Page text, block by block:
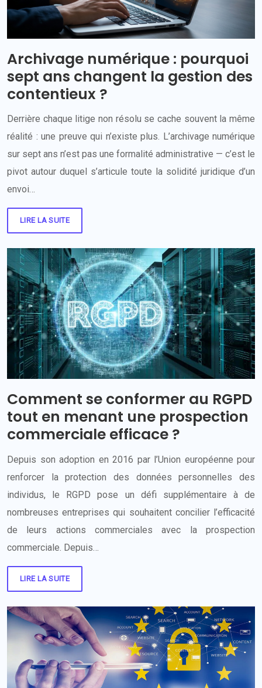
Archivage numérique : pourquoi
sept ans changent la gestion des
contentieux ?
Derrière chaque litige non résolu se cache souvent la même
réalité : une preuve qui n’existe plus. L’archivage numérique
sur sept ans n’est pas une formalité administrative — c’est le
pivot autour duquel s’articule toute la solidité juridique d’un
envoi…
LIRE LA SUITE
Comment se conformer au RGPD
tout en menant une prospection
commerciale efficace ?
Depuis son adoption en 2016 par l’Union européenne pour
renforcer la protection des données personnelles des
individus, le RGPD pose un défi supplémentaire à de
nombreuses entreprises qui souhaitent concilier l’efficacité
de leurs actions commerciales avec la prospection
commerciale. Depuis…
LIRE LA SUITE